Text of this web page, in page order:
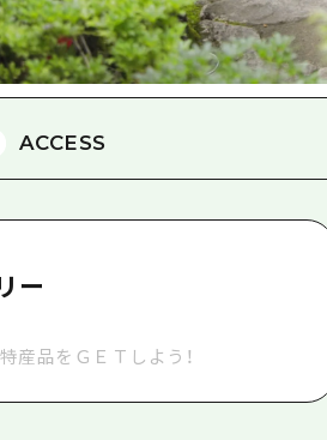
ACCESS
ー
産品をＧＥＴしよう！